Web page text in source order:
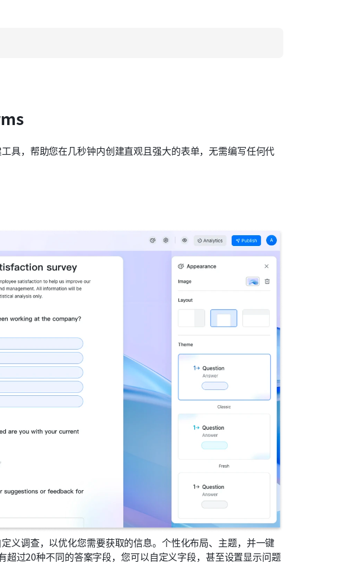
具，帮助您在几秒钟内创建直观且强大的表单，无需编写任何代
义调查，以优化您需要获取的信息。个性化布局、主题，并一键
超过20种不同的答案字段，您可以自定义字段，甚至设置显示问题